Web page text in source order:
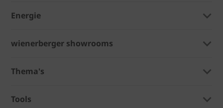
Energie
wienerberger showrooms
Thema's
Tools